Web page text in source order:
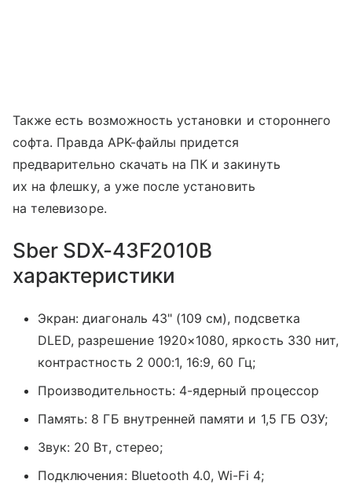
Также есть возможность установки и стороннего
софта. Правда APK-файлы придется
предварительно скачать на ПК и закинуть
их на флешку, а уже после установить
на телевизоре.
Sber SDX-43F2010B
характеристики
Экран: диагональ 43" (109 см), подсветка
DLED, разрешение 1920×1080, яркость 330 нит,
контрастность 2 000:1, 16:9, 60 Гц;
Производительность: 4-ядерный процессор
Память: 8 ГБ внутренней памяти и 1,5 ГБ ОЗУ;
Звук: 20 Вт, стерео;
Подключения: Bluetooth 4.0, Wi-Fi 4;